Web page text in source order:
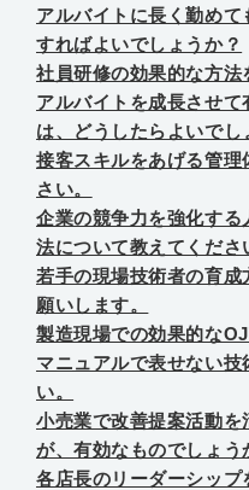
アルバイトに長く勤めて
すればよいでしょうか？
社員研修の効果的な方法
アルバイトを成長させ
は、どうしたらよいでし
接客スキルをあげる管
さい。
企業の競争力を強化す
法について教えてくださ
若手の現場技術者の育
願いします。
製造現場での効果的な
マニュアルで表せない
い。
小売業で改善提案活動
が、有効なものでしょう
各店長のリーダーシップ